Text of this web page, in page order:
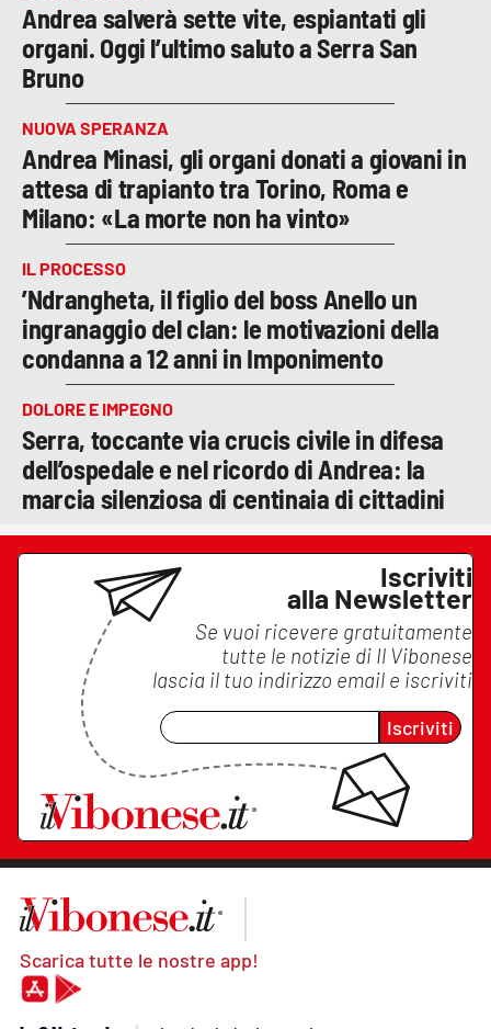
Andrea salverà sette vite, espiantati gli
organi. Oggi l’ultimo saluto a Serra San
Bruno
NUOVA SPERANZA
Andrea Minasi, gli organi donati a giovani in
attesa di trapianto tra Torino, Roma e
Milano: «La morte non ha vinto»
IL PROCESSO
’Ndrangheta, il figlio del boss Anello un
ingranaggio del clan: le motivazioni della
condanna a 12 anni in Imponimento
DOLORE E IMPEGNO
Serra, toccante via crucis civile in difesa
dell’ospedale e nel ricordo di Andrea: la
marcia silenziosa di centinaia di cittadini
Iscriviti
alla Newsletter
Se vuoi ricevere gratuitamente
tutte le notizie di Il Vibonese
lascia il tuo indirizzo email e iscriviti
Iscriviti
Scarica tutte le nostre app!